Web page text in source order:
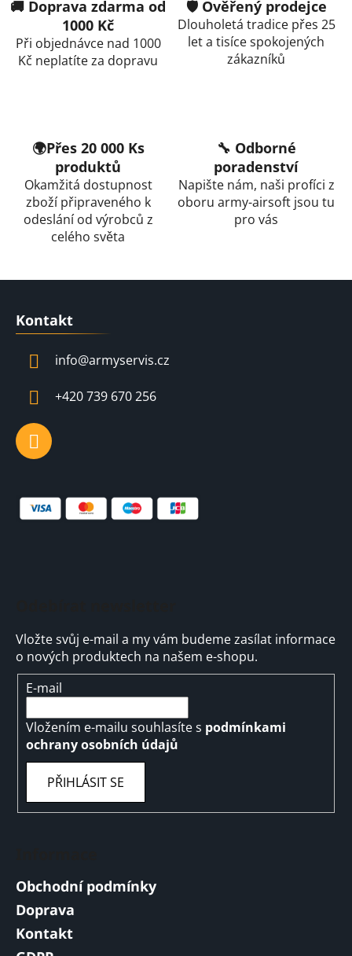
🚚 Doprava zdarma od
1000 Kč
Při objednávce nad 1000
Kč neplatíte za dopravu
🛡️ Ověřený prodejce
Dlouholetá tradice přes 25
let a tisíce spokojených
zákazníků
🌍Přes 20 000 Ks
produktů
Okamžitá dostupnost
zboží připraveného k
odeslání od výrobců z
celého světa
🔧 Odborné
poradenství
Napište nám, naši profíci z
oboru army-airsoft jsou tu
pro vás
Kontakt
info@armyservis.cz
+420 739 670 256
Vložte svůj e-mail a my vám budeme zasílat informace
o nových produktech na našem e-shopu.
E-mail
Vložením e-mailu souhlasíte s podmínkami
ochrany osobních údajů
PŘIHLÁSIT SE
Obchodní podmínky
Doprava
Kontakt